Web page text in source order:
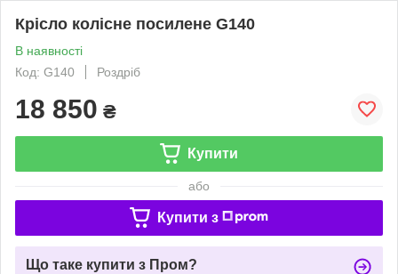
Крісло колісне посилене G140
В наявності
Код: G140
Роздріб
18 850 ₴
Купити
або
Купити з
Що таке купити з Пром?